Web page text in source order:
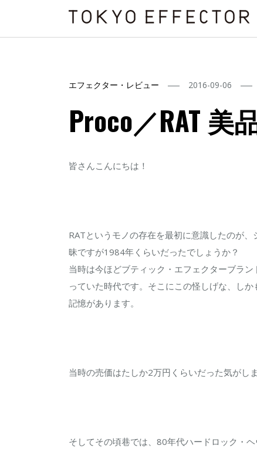
エフェクター・レビュー 2016-09-06
Proco／RAT 美
皆さんこんにちは！
RATというモノの存在を最初に意識したのが
昧ですが1984年くらいだったでしょうか？
当時は今ほどブティック・エフェクターブラ
っていた時代です。そこにこの怪しげな、し
記憶があります。
当時の売価はたしか2万円くらいだった気がし
そしてその頃巷では、80年代ハードロック・